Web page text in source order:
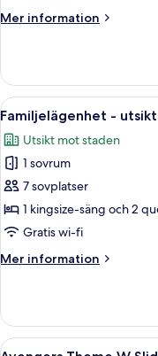
Near
Slide
Mer information
Mer
Aloha
Family
Homestay
Legoland
w
Slide
Öppna
alla
foton
för
Familjelägenhet
-
utsikt
staden
5
Familjelägenhet -
Utsikt mot staden
1 sovrum
7 sovplatser
1 kingsize-säng och 2
Gratis wi-fi
Mer information
Mer
-
utsikt
Öppna